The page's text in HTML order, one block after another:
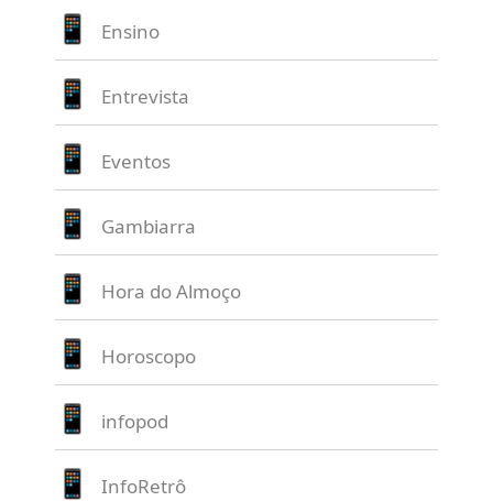
Ensino
Entrevista
Eventos
Gambiarra
Hora do Almoço
Horoscopo
infopod
InfoRetrô